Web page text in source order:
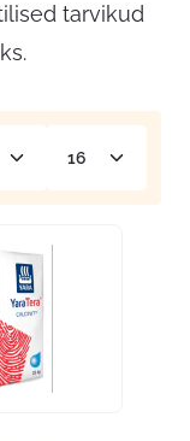
tarvikud